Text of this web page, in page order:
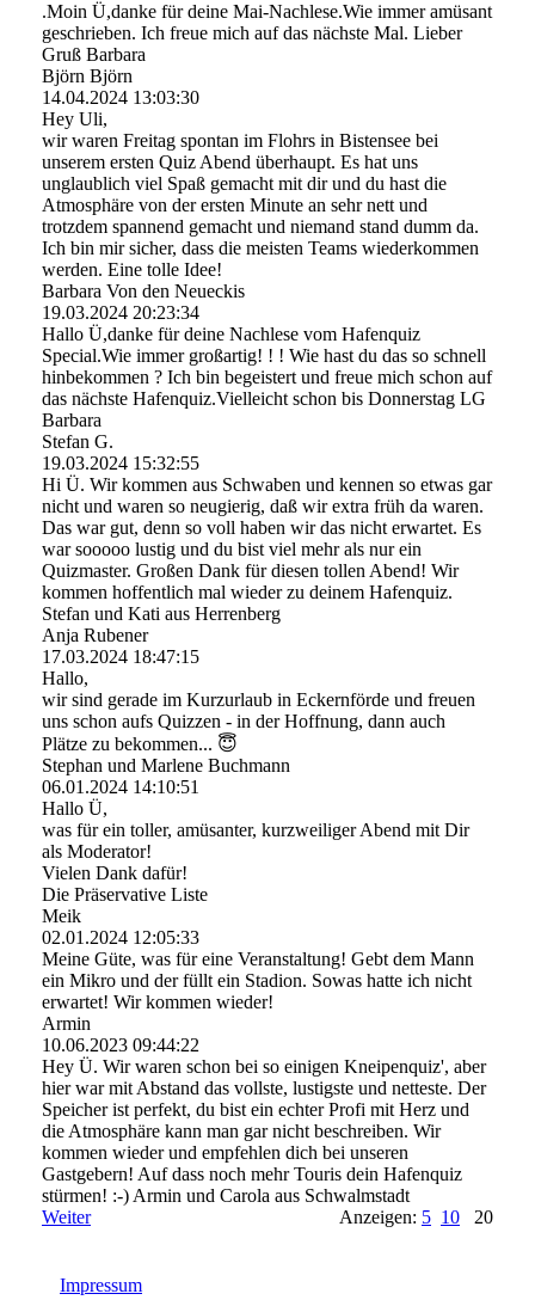
.Moin Ü,danke für deine Mai-Nachlese.Wie immer amüsant
geschrieben. Ich freue mich auf das nächste Mal. Lieber
Gruß Barbara
Björn Björn
14.04.2024 13:03:30
Hey Uli,
wir waren Freitag spontan im Flohrs in Bistensee bei
unserem ersten Quiz Abend überhaupt. Es hat uns
unglaublich viel Spaß gemacht mit dir und du hast die
Atmosphäre von der ersten Minute an sehr nett und
trotzdem spannend gemacht und niemand stand dumm da.
Ich bin mir sicher, dass die meisten Teams wiederkommen
werden. Eine tolle Idee!
Barbara Von den Neueckis
19.03.2024 20:23:34
Hallo Ü,danke für deine Nachlese vom Hafenquiz
Special.Wie immer großartig! ! ! Wie hast du das so schnell
hinbekommen ? Ich bin begeistert und freue mich schon auf
das nächste Hafenquiz.Vielleicht schon bis Donnerstag LG
Barbara
Stefan G.
19.03.2024 15:32:55
Hi Ü. Wir kommen aus Schwaben und kennen so etwas gar
nicht und waren so neugierig, daß wir extra früh da waren.
Das war gut, denn so voll haben wir das nicht erwartet. Es
war sooooo lustig und du bist viel mehr als nur ein
Quizmaster. Großen Dank für diesen tollen Abend! Wir
kommen hoffentlich mal wieder zu deinem Hafenquiz.
Stefan und Kati aus Herrenberg
Anja Rubener
17.03.2024 18:47:15
Hallo,
wir sind gerade im Kurzurlaub in Eckernförde und freuen
uns schon aufs Quizzen - in der Hoffnung, dann auch
Plätze zu bekommen... 😇
Stephan und Marlene Buchmann
06.01.2024 14:10:51
Hallo Ü,
was für ein toller, amüsanter, kurzweiliger Abend mit Dir
als Moderator!
Vielen Dank dafür!
Die Präservative Liste
Meik
02.01.2024 12:05:33
Meine Güte, was für eine Veranstaltung! Gebt dem Mann
ein Mikro und der füllt ein Stadion. Sowas hatte ich nicht
erwartet! Wir kommen wieder!
Armin
10.06.2023 09:44:22
Hey Ü. Wir waren schon bei so einigen Kneipenquiz', aber
hier war mit Abstand das vollste, lustigste und netteste. Der
Speicher ist perfekt, du bist ein echter Profi mit Herz und
die Atmosphäre kann man gar nicht beschreiben. Wir
kommen wieder und empfehlen dich bei unseren
Gastgebern! Auf dass noch mehr Touris dein Hafenquiz
stürmen! :-) Armin und Carola aus Schwalmstadt
Weiter
Anzeigen: 5 10 20
Impressum